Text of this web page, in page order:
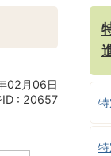
02月06日
: 20657